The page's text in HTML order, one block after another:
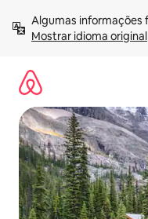
para
Mostrar idioma original